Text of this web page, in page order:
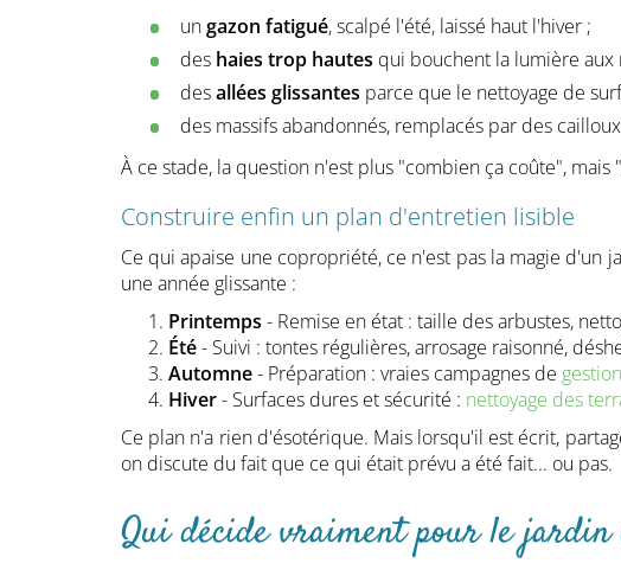
ungazon fatigué, scalpé l'été, laissé haut l'hiver ;
des haies trop hautes qui bouchent la lumière aux
desallées glissantes parce que le nettoyage de
des massifs abandonnés, remplacés par des
À ce stade, la question n'est plus "combien ça coûte",
Construire enfin un plan d'entretien lisible
Ce qui apaise une copropriété, ce n'est pas la magie d'un
une année glissante :
Printemps - Remise en état : taille des arbustes,
Été- Suivi : tontes régulières, arrosage raisonné,
Automne- Préparation : vraies campagnes de
Hiver- Surfaces dures et sécurité : nettoyage des
Ce plan n'a rien d'ésotérique. Mais lorsqu'il est écrit,
on discute du fait que ce qui était prévu a été fait... ou pas.
Qui décide vraiment pour le jardin